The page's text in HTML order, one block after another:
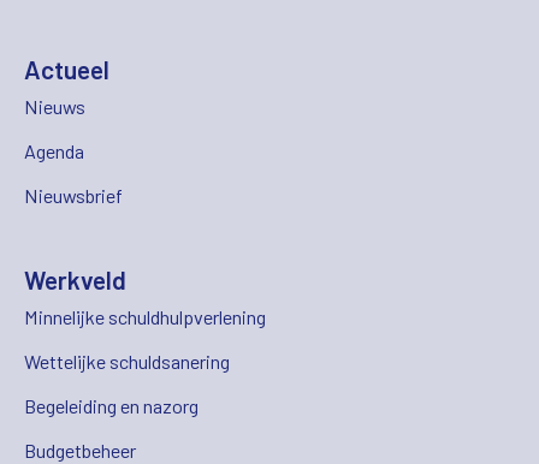
Actueel
Nieuws
Agenda
Nieuwsbrief
Werkveld
Minnelijke schuldhulpverlening
Wettelijke schuldsanering
Begeleiding en nazorg
Budgetbeheer